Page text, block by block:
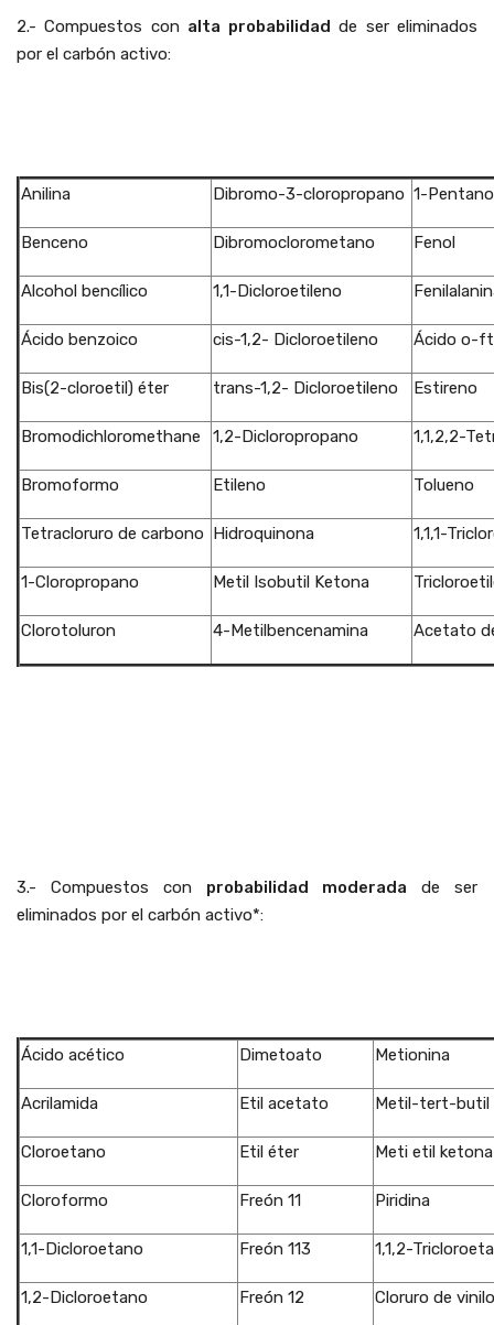
2.- Compuestos con alta probabilidad de ser eliminados
por el carbón activo:
Anilina Dibromo-3-cloropropano 1-
Benceno Dibromoclorometano Fenol
Alcohol bencílico 1,1-Dicloroetileno
Ácido benzoico cis-1,2- Dicloroetileno Ácido o-
Bis(2-cloroetil) éter trans-1,2- Dicloroetileno Estireno
Bromodichloromethane 1,2-Dicloropropano 1,1,2,2-
Bromoformo Etileno Tolueno
Tetracloruro de carbono Hidroquinona 1,1,1-
1-Cloropropano Metil Isobutil Ketona
Clorotoluron 4-Metilbencenamina Acetato
3.- Compuestos con probabilidad moderada de ser
eliminados por el carbón activo*:
Ácido acético Dimetoato Metionina
Acrilamida Etil acetato Metil-tert-butil
Cloroetano Etil éter Meti etil ketona
Cloroformo Freón 11 Piridina
1,1-Dicloroetano Freón 113 1,1,2-
1,2-Dicloroetano Freón 12 Cloruro de vinilo